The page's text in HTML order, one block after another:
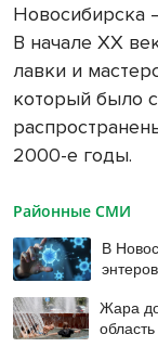
Новосибирска
В начале XX
лавки и
который было
2000-е годы.
Районные СМИ
В
Жара